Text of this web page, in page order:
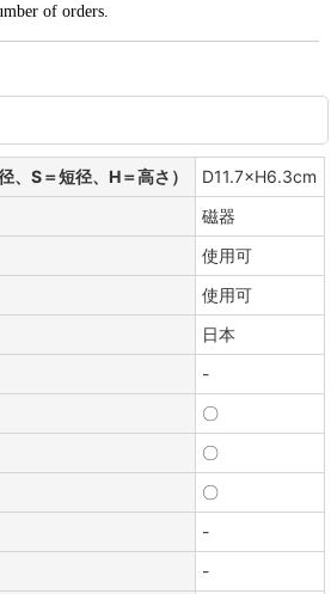
of orders.
、S＝短径、H＝高さ）
D11.7×H6.3cm
磁器
使用可
使用可
日本
-
〇
〇
〇
-
-